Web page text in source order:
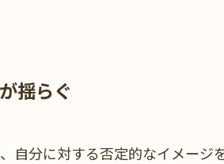
揺らぐ
自分に対する否定的なイメージ